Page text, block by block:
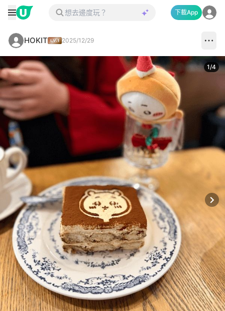
下載App
HOKIT 2025/12/29
1/4